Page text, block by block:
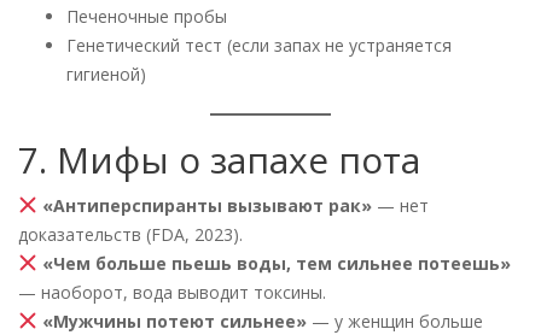
Печеночные пробы
Генетический тест (если запах не устраняется
гигиеной)
7. Мифы о запахе пота
«Антиперспиранты вызывают рак»— нет
доказательств (FDA, 2023).
«Чем больше пьешь воды, тем сильнее потеешь»
— наоборот, вода выводит токсины.
«Мужчины потеют сильнее»— у женщин больше